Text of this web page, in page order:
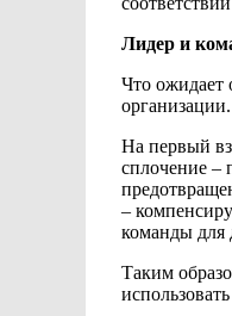
Лидер и
Что ожидает
организации.
На первый
сплочение –
–
команды для
Таким